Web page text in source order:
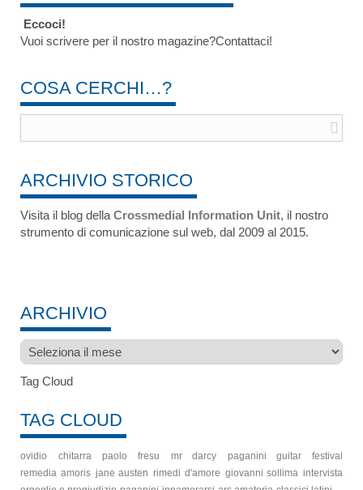
Eccoci!
Vuoi scrivere per il nostro magazine?Contattaci!
COSA CERCHI…?
ARCHIVIO STORICO
Visita il blog della Crossmedial Information Unit, il nostro
strumento di comunicazione sul web, dal 2009 al 2015.
ARCHIVIO
Archivio
Tag Cloud
TAG CLOUD
ovidio chitarra paolo fresu mr darcy
paganini guitar festival
remedia amoris jane austen rimedi d'amore giovanni sollima intervista